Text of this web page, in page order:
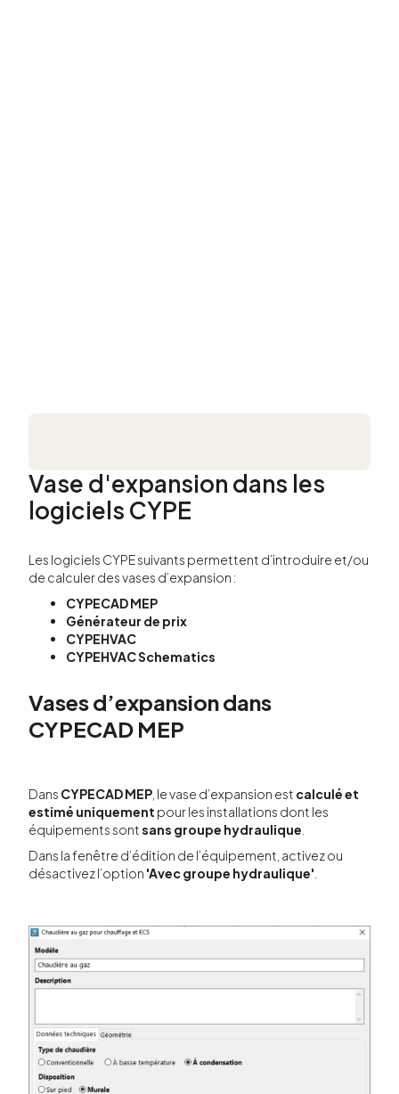
Vase d'expansion dans les
logiciels CYPE
Les logiciels CYPE suivants permettent d’introduire et/ou
de calculer des vases d’expansion :
CYPECAD MEP
Générateur de prix
CYPEHVAC
CYPEHVAC Schematics
Vases d’expansion dans
CYPECAD MEP
Dans CYPECAD MEP , le vase d’expansion est calculé et
estimé uniquement pour les installations dont les
équipements sontsans groupe hydraulique
Dans la fenêtre d’édition de l’équipement, activez ou
désactivez l’option 'Avec groupe hydraulique'